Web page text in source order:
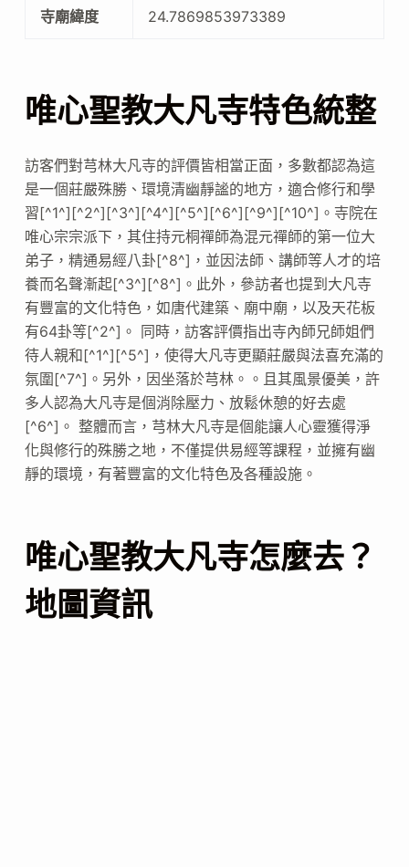
寺廟緯度 24.7869853973389
唯心聖教大凡寺特色統整
訪客們對芎林大凡寺的評價皆相當正面，多數都認為這
是一個莊嚴殊勝、環境清幽靜謐的地方，適合修行和學
習[^1^][^2^][^3^][^4^][^5^][^6^][^9^][^10^]。寺院在
唯心宗宗派下，其住持元桐禪師為混元禪師的第一位大
弟子，精通易經八卦[^8^]，並因法師、講師等人才的培
養而名聲漸起[^3^][^8^]。此外，參訪者也提到大凡寺
有豐富的文化特色，如唐代建築、廟中廟，以及天花板
有64卦等[^2^]。 同時，訪客評價指出寺內師兄師姐們
待人親和[^1^][^5^]，使得大凡寺更顯莊嚴與法喜充滿的
氛圍[^7^]。另外，因坐落於芎林。。且其風景優美，許
多人認為大凡寺是個消除壓力、放鬆休憩的好去處
[^6^]。 整體而言，芎林大凡寺是個能讓人心靈獲得淨
化與修行的殊勝之地，不僅提供易經等課程，並擁有幽
靜的環境，有著豐富的文化特色及各種設施。
唯心聖教大凡寺怎麼去？
地圖資訊